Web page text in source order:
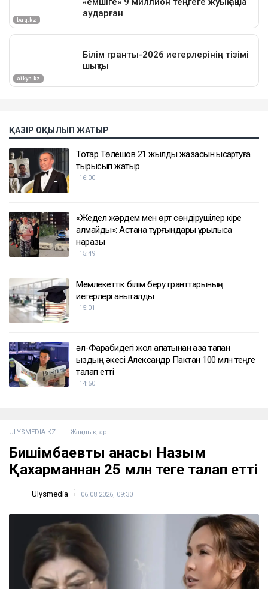
ҚАЗІР ОҚЫЛЫП ЖАТЫР
Тоқтар Төлешов 21 жылдық жазасын қысқартуға
тырысып жатыр
16:00
«Жедел жәрдем мен өрт сөндірушілер кіре
алмайды»: Астана тұрғындары құрылысқа
наразы
15:49
Мемлекеттік білім беру гранттарының
иегерлері анықталды
15:01
әл-Фарабидегі жол апатынан қаза тапқан
қыздың әкесі Александр Пактан 100 млн теңге
талап етті
14:50
ULYSMEDIA.KZ Жаңалықтар
Бишімбаевтың анасы Назым
Қахарманнан 25 млн теңге талап етті
Ulysmedia 06.08.2026, 09:30